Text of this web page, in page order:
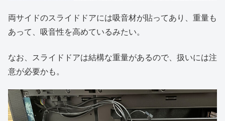
両サイドのスライドドアには吸音材が貼ってあり、重量も
あって、吸音性を高めているみたい。
なお、スライドドアは結構な重量があるので、扱いには注
意が必要かも。